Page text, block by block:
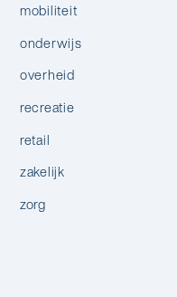
mobiliteit
onderwijs
overheid
recreatie
retail
zakelijk
zorg